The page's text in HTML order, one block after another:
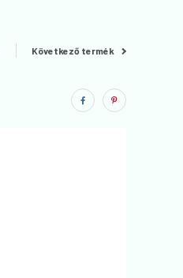
Következő termék